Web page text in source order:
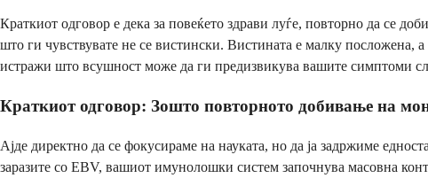
Краткиот одговор е дека за повеќето здрави луѓе, повторно да се
што ги чувствувате не се вистински. Вистината е малку посложена,
истражи што всушност може да ги предизвикува вашите симптоми
Краткиот одговор: Зошто повторното добивање на
Ајде директно да се фокусираме на науката, но да ја задржиме
заразите со EBV, вашиот имунолошки систем започнува масовна